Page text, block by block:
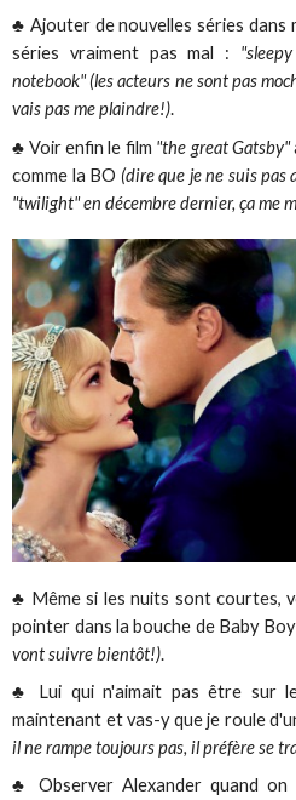
♣ Ajouter de nouvelles séries dans
séries vraiment pas mal :
notebook" (les acteurs ne sont pas
vais pas me plaindre!).
♣ Voir enfin le film "the great Gatsby"
comme la BO (dire que je ne suis pas
"twilight" en décembre dernier, ça me
♣ Même si les nuits sont courtes,
pointer dans la bouche de Baby Boy
vont suivre bientôt!).
♣ Lui qui n'aimait pas être sur
maintenant et vas-y que je roule
il ne rampe toujours pas, il préfère se
♣ Observer Alexander quand